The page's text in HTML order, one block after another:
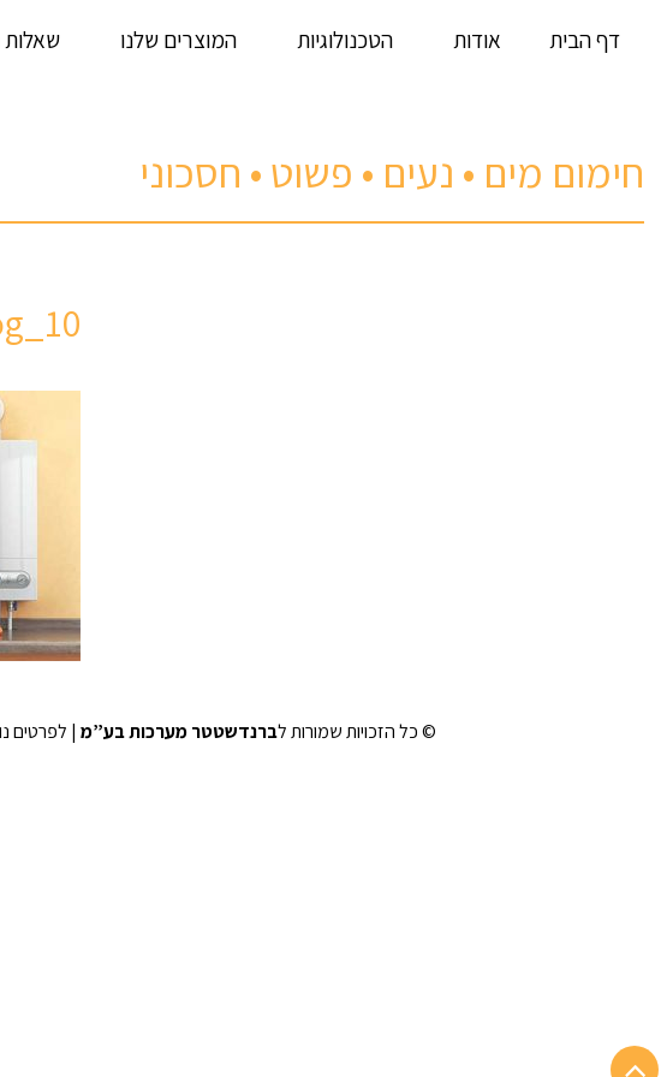
דף הבית אודות הטכנולוגיות המוצרים שלנו שאלות
חימום מים • נעים • פשוט • חסכוני
© כל הזכויות שמורות לברנדשטטר מערכות בע”מ | לפרטים נוספים אנא